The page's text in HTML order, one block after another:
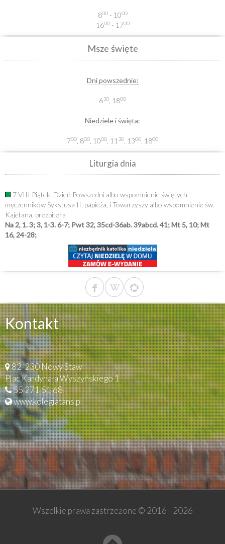
800- 1000
1600- 1700
Msze święte
Dni powszednie:
630 , 1800
Niedziele i święta:
700 , 800 , 1000 , 11 30 , 1300 , 1800
Liturgia dnia
7 VIII Piątek. Dzień Powszedni albo wspomnienie świętych
męczenników Sykstusa II, papieża, i Towarzyszy albo wspomnienie św.
Kajetana, prezbitera
Na 2, 1. 3; 3, 1-3. 6-7; Pwt 32, 35cd-36ab. 39abcd. 41; Mt 5, 10; Mt
16, 24-28;
Kontakt
82-230 Nowy Staw
Plac Kardynała Wyszyńskiego 1
55 271 51 68
www.kolegiatans.pl
Wszelkie prawa zastrzeżone © 2016 - 2026